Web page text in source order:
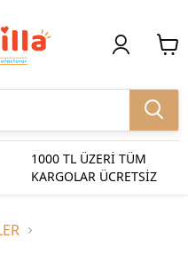
1000 TL ÜZERİ TÜM
KARGOLAR ÜCRETSİZ